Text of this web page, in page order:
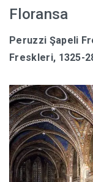
Floransa
Peruzzi Şapeli
Freskleri, 1325-